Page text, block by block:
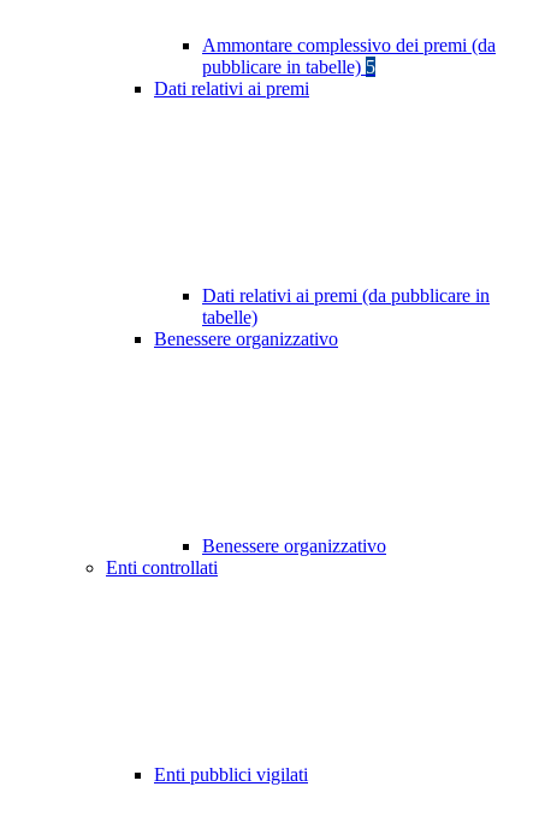
Ammontare complessivo dei premi (da
pubblicare in tabelle) 5
Dati relativi ai premi
Dati relativi ai premi (da pubblicare in
tabelle)
Benessere organizzativo
Benessere organizzativo
Enti controllati
Enti pubblici vigilati